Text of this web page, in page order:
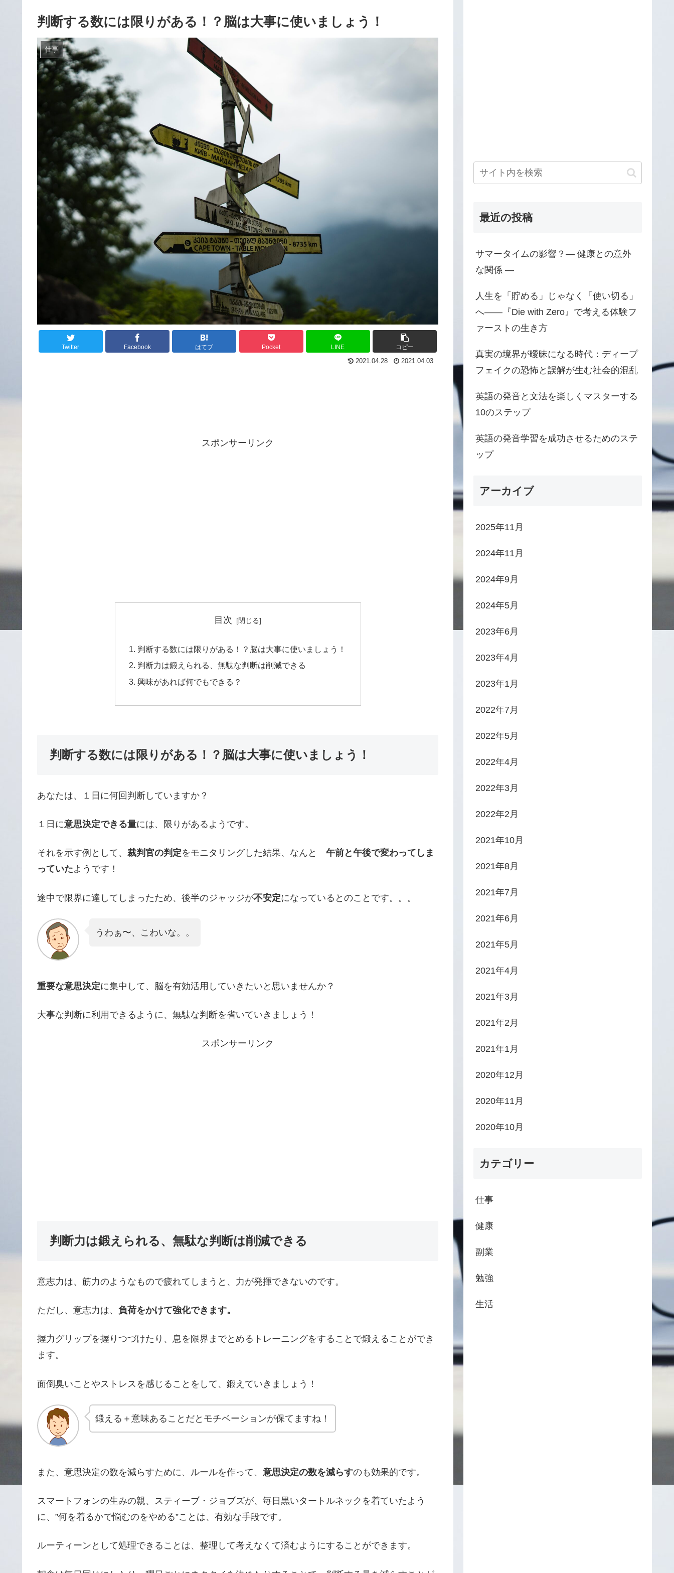
判断する数には限りがある！？脳は大事に使いましょう！
仕事
Twitter Facebook はてブ Pocket LINE コピー
2021.04.28 2021.04.03
スポンサーリンク
目次
判断する数には限りがある！？脳は大事に使いましょう！
判断力は鍛えられる、無駄な判断は削減できる
興味があれば何でもできる？
判断する数には限りがある！？脳は大事に使いましょう！
あなたは、１日に何回判断していますか？
１日に意思決定できる量には、限りがあるようです。
それを示す例として、 裁判官の判定をモニタリングした結果、なんと 午前と午後で変わってしま
っていたようです！
途中で限界に達してしまったため、後半のジャッジが不安定になっているとのことです。。。
うわぁ〜、こわいな。。
重要な意思決定に集中して、脳を有効活用していきたいと思いませんか？
大事な判断に利用できるように、無駄な判断を省いていきましょう！
スポンサーリンク
判断力は鍛えられる、無駄な判断は削減できる
意志力は、筋力のようなもので疲れてしまうと、力が発揮できないのです。
ただし、意志力は、 負荷をかけて強化できます。
握力グリップを握りつづけたり、息を限界までとめるトレーニングをすることで鍛えることができ
ます。
面倒臭いことやストレスを感じることをして、鍛えていきましょう！
鍛える＋意味あることだとモチベーションが保てますね！
また、意思決定の数を減らすために、ルールを作って、 意思決定の数を減らすのも効果的です。
スマートフォンの生みの親、スティーブ・ジョブズが、毎日黒いタートルネックを着ていたよう
に、”何を着るかで悩むのをやめる”ことは、有効な手段です。
ルーティーンとして処理できることは、整理して考えなくて済むようにすることができます。
最近の投稿
サマータイムの影響？― 健康との意外
な関係 ―
人生を「貯める」じゃなく「使い切る」
へ――『Die with Zero』で考える体験フ
ァーストの生き方
真実の境界が曖昧になる時代：ディープ
フェイクの恐怖と誤解が生む社会的混乱
英語の発音と文法を楽しくマスターする
10のステップ
英語の発音学習を成功させるためのステ
ップ
アーカイブ
2025年11月
2024年11月
2024年9月
2024年5月
2023年6月
2023年4月
2023年1月
2022年7月
2022年5月
2022年4月
2022年3月
2022年2月
2021年10月
2021年8月
2021年7月
2021年6月
2021年5月
2021年4月
2021年3月
2021年2月
2021年1月
2020年12月
2020年11月
2020年10月
カテゴリー
仕事
健康
副業
勉強
生活